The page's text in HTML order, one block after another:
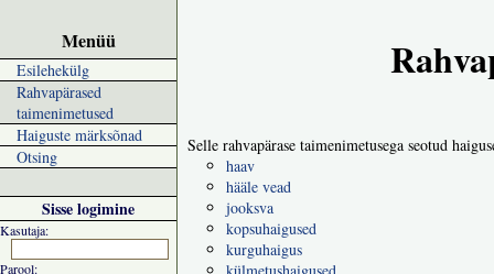
Menüü
Esilehekülg
Rahvapärased
taimenimetused
Haiguste märksõnad
Otsing
Sisse logimine
Kasutaja:
Parool:
Selle rahvapärase taimenimetusega seotud
haav
hääle vead
jooksva
kopsuhaigused
kurguhaigus